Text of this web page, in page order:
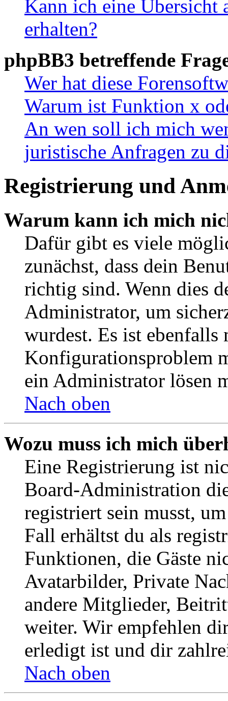
Kann ich eine Übersicht
erhalten?
phpBB3 betreffende
Wer hat diese
Warum ist Funktion x
An wen soll ich mich
juristische Anfragen zu
Registrierung und
Warum kann ich mich
Dafür gibt es viele
zunächst, dass dein
richtig sind. Wenn dies
Administrator, um
wurdest. Es ist ebenfalls
Konfigurationsproblem
ein Administrator lösen
Nach oben
Wozu muss ich mich
Eine Registrierung ist
Board-Administration
registriert sein musst,
Fall erhältst du als
Funktionen, die Gäste
Avatarbilder, Private
andere Mitglieder,
weiter. Wir empfehlen
erledigt ist und dir
Nach oben